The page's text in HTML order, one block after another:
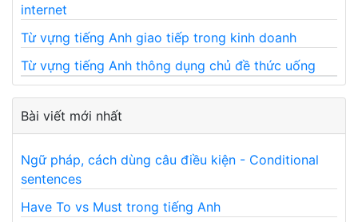
internet
Từ vựng tiếng Anh giao tiếp trong kinh doanh
Từ vựng tiếng Anh thông dụng chủ đề thức uống
Bài viết mới nhất
Ngữ pháp, cách dùng câu điều kiện - Conditional
sentences
Have To vs Must trong tiếng Anh